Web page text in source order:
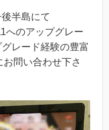
半島にて
へのアップグレー
レード経験の豊富
問い合わせ下さ